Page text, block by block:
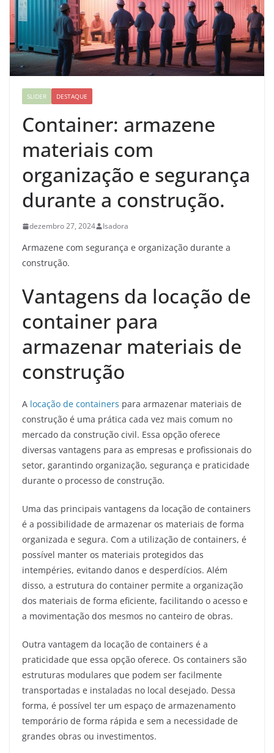
SLIDER DESTAQUE
Container: armazene
materiais com
organização e segurança
durante a construção.
dezembro 27, 2024 Isadora
Armazene com segurança e organização durante a
construção.
Vantagens da locação de
container para
armazenar materiais de
construção
A locação de containers para armazenar materiais de
construção é uma prática cada vez mais comum no
mercado da construção civil. Essa opção oferece
diversas vantagens para as empresas e profissionais do
setor, garantindo organização, segurança e praticidade
durante o processo de construção.
Uma das principais vantagens da locação de containers
é a possibilidade de armazenar os materiais de forma
organizada e segura. Com a utilização de containers, é
possível manter os materiais protegidos das
intempéries, evitando danos e desperdícios. Além
disso, a estrutura do container permite a organização
dos materiais de forma eficiente, facilitando o acesso e
a movimentação dos mesmos no canteiro de obras.
Outra vantagem da locação de containers é a
praticidade que essa opção oferece. Os containers são
estruturas modulares que podem ser facilmente
transportadas e instaladas no local desejado. Dessa
forma, é possível ter um espaço de armazenamento
temporário de forma rápida e sem a necessidade de
grandes obras ou investimentos.